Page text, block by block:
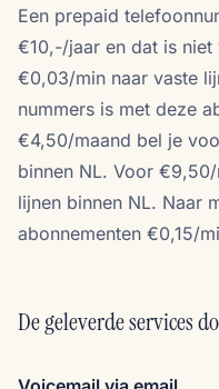
Een prepaid
€10,-/jaar en dat is
€0,03/min naar vaste
nummers is met deze
€4,50/maand bel je
binnen NL. Voor
lijnen binnen NL. Naar
abonnementen €0,15/
De geleverde services